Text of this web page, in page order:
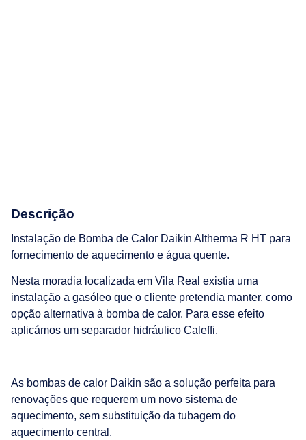
Descrição
Instalação de Bomba de Calor Daikin Altherma R HT para
fornecimento de aquecimento e água quente.
Nesta moradia localizada em Vila Real existia uma
instalação a gasóleo que o cliente pretendia manter, como
opção alternativa à bomba de calor. Para esse efeito
aplicámos um separador hidráulico Caleffi.
As bombas de calor Daikin são a solução perfeita para
renovações que requerem um novo sistema de
aquecimento, sem substituição da tubagem do
aquecimento central.